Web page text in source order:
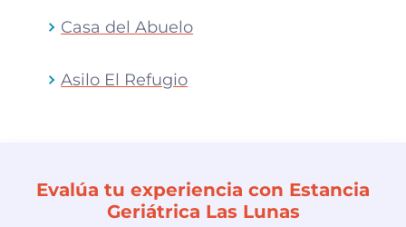
Casa del Abuelo
Asilo El Refugio
Evalúa tu experiencia con Estancia
Geriátrica Las Lunas